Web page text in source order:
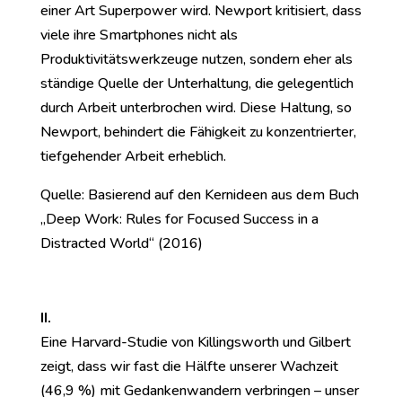
einer Art Superpower wird. Newport kritisiert, dass
viele ihre Smartphones nicht als
Produktivitätswerkzeuge nutzen, sondern eher als
ständige Quelle der Unterhaltung, die gelegentlich
durch Arbeit unterbrochen wird. Diese Haltung, so
Newport, behindert die Fähigkeit zu konzentrierter,
tiefgehender Arbeit erheblich.
Quelle: Basierend auf den Kernideen aus dem Buch
„Deep Work: Rules for Focused Success in a
Distracted World“ (2016)
II.
Eine Harvard-Studie von Killingsworth und Gilbert
zeigt, dass wir fast die Hälfte unserer Wachzeit
(46,9 %) mit Gedankenwandern verbringen – unser